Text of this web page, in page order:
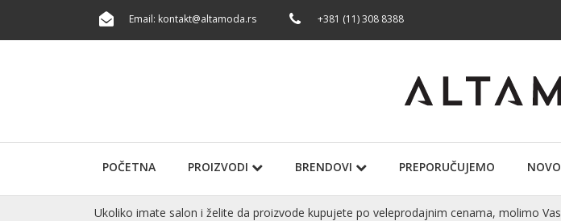
Email: kontakt@altamoda.rs +381 (11) 308 8388
POČETNA PROIZVODI BRENDOVI PREPORUČUJEMO NOVO
Ukoliko imate salon i želite da proizvode kupujete po veleprodajnim cenama, molimo Vas